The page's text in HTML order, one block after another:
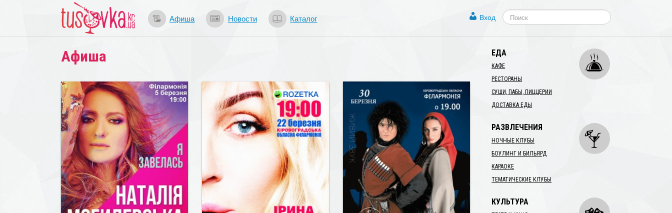
Афиша Новости Каталог Вход
Афиша ЕДА
КАФЕ
РЕСТОРАНЫ
СУШИ, ПАБЫ, ПИЦЦЕРИИ
ДОСТАВКА ЕДЫ
РАЗВЛЕЧЕНИЯ
НОЧНЫЕ КЛУБЫ
БОУЛИНГ И БИЛЬЯРД
КАРАОКЕ
ТЕМАТИЧЕСКИЕ КЛУБЫ
КУЛЬТУРА